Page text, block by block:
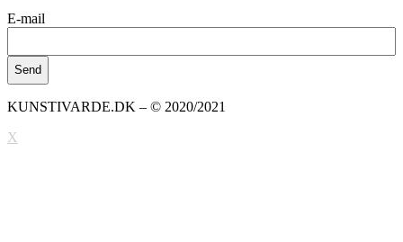
E-mail
KUNSTIVARDE.DK – © 2020/2021
X